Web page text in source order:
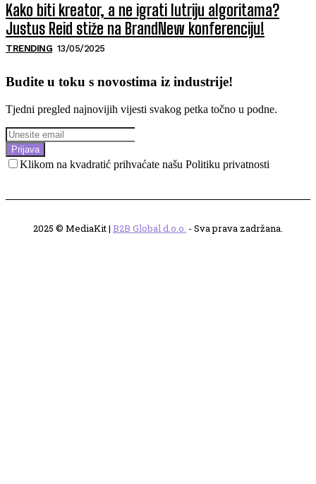
Kako biti kreator, a ne igrati lutriju algoritama?
Justus Reid stiže na BrandNew konferenciju!
TRENDING 13/05/2025
Budite u toku s novostima iz industrije!
Tjedni pregled najnovijih vijesti svakog petka točno u podne.
Prijava
Klikom na kvadratić prihvaćate našu Politiku privatnosti
2025 © MediaKit | B2B Global d.o.o. - Sva prava zadržana.